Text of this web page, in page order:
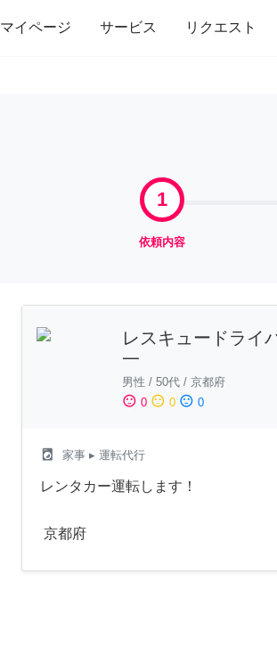
マイページ サービス リクエスト
修理・組立 家事 引っ越し イ
1
依頼内容
レスキュードライ
一
男性 / 50代 / 京都府
sentiment_satisfied 0 sentiment_neutral 0 sentiment_dissatisfied 0
local_laundry_service 家事 ▸ 運転代行
レンタカー運転します！
京都府